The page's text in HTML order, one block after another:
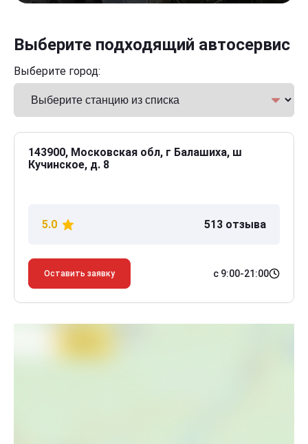
Выберите подходящий автосервис
Выберите город:
143900, Московская обл, г Балашиха, ш
Кучинское, д. 8
5.0 513 отзыва
Оставить заявку с 9:00-21:00